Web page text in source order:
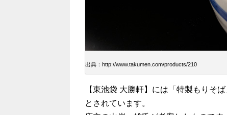
出典：http://www.takumen.com/products/210
【東池袋 大勝軒】には「特製もりそ
とされています。